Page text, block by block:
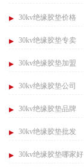
30kv绝缘胶垫价格
30kv绝缘胶垫专卖
30kv绝缘胶垫加盟
30kv绝缘胶垫公司
30kv绝缘胶垫品牌
30kv绝缘胶垫批发
30kv绝缘胶垫哪家好